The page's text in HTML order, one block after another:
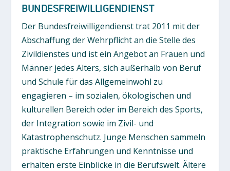
BUNDESFREIWILLIGENDIENST
Der Bundesfreiwilligendienst trat 2011 mit der
Abschaffung der Wehrpflicht an die Stelle des
Zivildienstes und ist ein Angebot an Frauen und
Männer jedes Alters, sich außerhalb von Beruf
und Schule für das Allgemeinwohl zu
engagieren – im sozialen, ökologischen und
kulturellen Bereich oder im Bereich des Sports,
der Integration sowie im Zivil- und
Katastrophenschutz. Junge Menschen sammeln
praktische Erfahrungen und Kenntnisse und
erhalten erste Einblicke in die Berufswelt. Ältere